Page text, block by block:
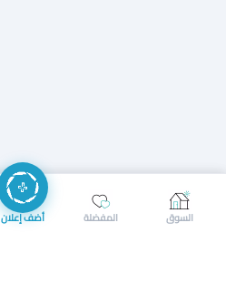
إرسال رسالة
أضف إعلان المفضلة السوق